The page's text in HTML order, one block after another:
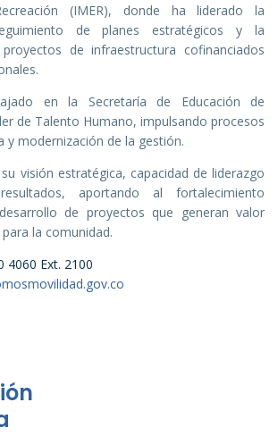
(IMER), donde ha liderado la
de planes estratégicos y la
de infraestructura cofinanciados
en la Secretaría de Educación de
de Talento Humano, impulsando procesos
y modernización de la gestión.
visión estratégica, capacidad de liderazgo
aportando al fortalecimiento
de proyectos que generan valor
la comunidad.
4060 Ext. 2100